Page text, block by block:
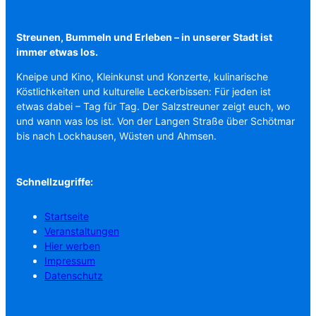
Streunen, Bummeln und Erleben – in unserer Stadt ist
immer etwas los.
Kneipe und Kino, Kleinkunst und Konzerte, kulinarische
Köstlichkeiten und kulturelle Leckerbissen: Für jeden ist
etwas dabei – Tag für Tag. Der Salzstreuner zeigt euch, wo
und wann was los ist. Von der Langen Straße über Schötmar
bis nach Lockhausen, Wüsten und Ahmsen.
Schnellzugriffe:
Startseite
Veranstaltungen
Hier werben
Impressum
Datenschutz